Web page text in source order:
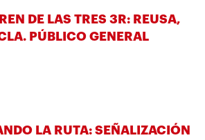
DE LAS TRES 3R: REUSA,
PÚBLICO GENERAL
LA RUTA: SEÑALIZACIÓN